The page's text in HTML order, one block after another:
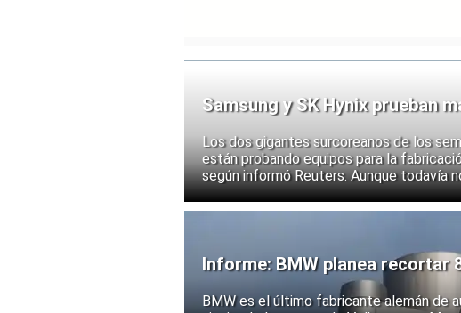
Samsung y SK Hynix prueban
Los dos gigantes surcoreanos de los
están probando equipos para la
según informó Reuters. Aunque todavía
implementación, las acciones de los
ante la posibilidad de un mayor
Informe: BMW planea recortar
BMW es el último fabricante alemán de